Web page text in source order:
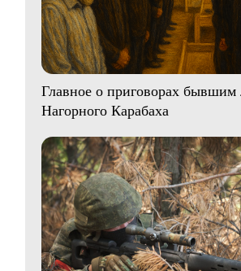
Главное о приговорах бывшим
Нагорного Карабаха